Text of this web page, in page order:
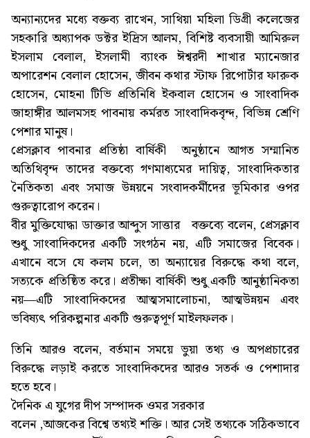
অন্যান্যদের মধ্যে বক্তব্য রাখেন, সাথিয়া মহিলা ডিগ্রী কলেজের
সহকারি অধ্যাপক ডক্টর ইদ্রিস আলম, বিশিষ্ট ব্যবসায়ী আমিরুল
ইসলাম বেলাল, ইসলামী ব্যাংক ঈশ্বরদী শাখার ম্যানেজার
অপারেশন বেলাল হোসেন, জীবন কথার স্টাফ রিপোর্টার ফারুক
হোসেন, মোহনা টিভি প্রতিনিধি ইকবাল হোসেন ও সাংবাদিক
জাহাঙ্গীর আলমসহ পাবনায় কর্মরত সাংবাদিকবৃন্দ, বিভিন্ন শ্রেণি
পেশার মানুষ।
প্রেসক্লাব পাবনার প্রতিষ্ঠা বার্ষিকী অনুষ্ঠানে আগত সম্মানিত
অতিথিবৃন্দ তাদের বক্তব্যে গণমাধ্যমের দায়িত্ব, সাংবাদিকতার
নৈতিকতা এবং সমাজ উন্নয়নে সংবাদকর্মীদের ভূমিকার ওপর
গুরুত্বারোপ করেন।
বীর মুক্তিযোদ্ধা ডাক্তার আব্দুস সাত্তার বক্তব্যে বলেন, প্রেসক্লাব
শুধু সাংবাদিকদের একটি সংগঠন নয়, এটি সমাজের বিবেক।
এখানে বসে যে কলম চলে, তা অন্যায়ের বিরুদ্ধে কথা বলে,
সত্যকে প্রতিষ্ঠিত করে। প্রতীক্ষা বার্ষিকী শুধু একটি আনুষ্ঠানিকতা
নয়—এটি সাংবাদিকদের আত্মসমালোচনা, আত্মউন্নয়ন এবং
ভবিষ্যৎ পরিকল্পনার একটি গুরুত্বপূর্ণ মাইলফলক।
তিনি আরও বলেন, বর্তমান সময়ে ভুয়া তথ্য ও অপপ্রচারের
বিরুদ্ধে লড়াই করতে সাংবাদিকদের আরও সতর্ক ও পেশাদার
হতে হবে।
দৈনিক এ যুগের দীপ সম্পাদক ওমর সরকার
বলেন ,আজকের বিশ্বে তথ্যই শক্তি। আর সেই তথ্যকে সঠিকভাবে